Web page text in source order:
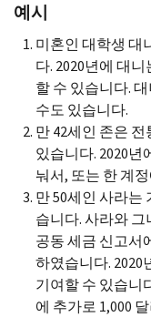
예시
미혼인 대학생 대
다. 2020년에 대
할 수 있습니다.
수도 있습니다.
만 42세인 존은
있습니다. 2020년
눠서, 또는 한 계
만 50세인 사라는
습니다. 사라와 그
공동 세금 신고서
하였습니다. 2020
기여할 수 있습니
에 추가로 1,000